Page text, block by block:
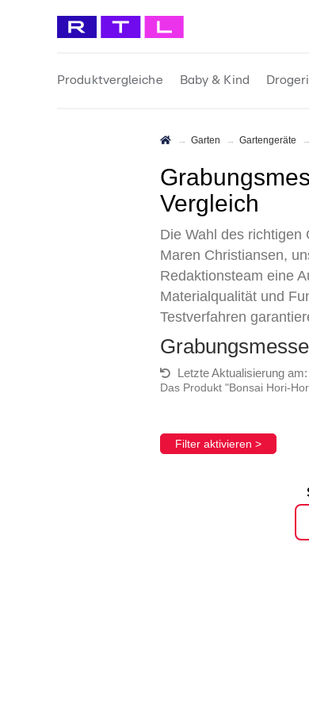
Produktvergleiche Baby & Kind
Garten Gartengeräte
Grabungsmesser Test 2026 • Die 6 besten Grabungsmesser im
Vergleich
Die Wahl des richtigen
Maren Christiansen,
Redaktionsteam eine
Materialqualität und
Testverfahren
Letzte Aktualisierung am:
Das Produkt "Bonsai Hori-
Filter aktivieren >